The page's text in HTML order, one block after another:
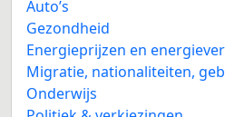
Auto’s
Gezondheid
Energieprijzen en
Migratie, nationaliteiten,
Onderwijs